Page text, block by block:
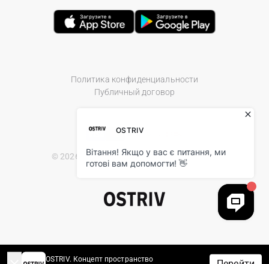
Политика конфиденциальности
Публичный договор
© 2026 Ostriv.ua Store. All Rights Reserved.
OSTRIV. Концепт пространство